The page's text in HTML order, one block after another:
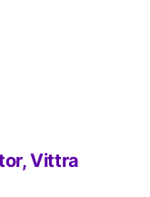
Vittra